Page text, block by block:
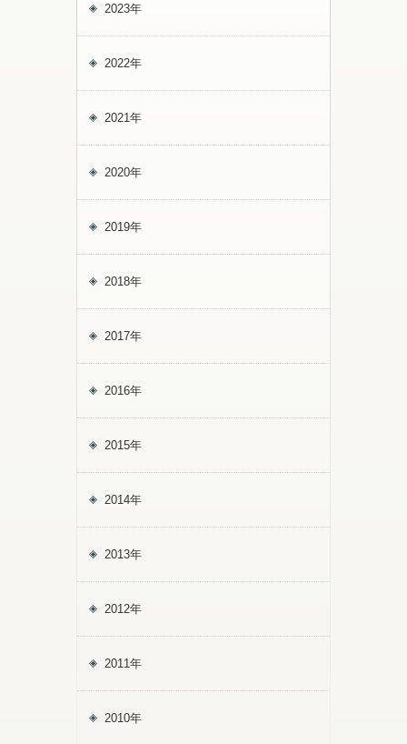
2023年
2022年
2021年
2020年
2019年
2018年
2017年
2016年
2015年
2014年
2013年
2012年
2011年
2010年